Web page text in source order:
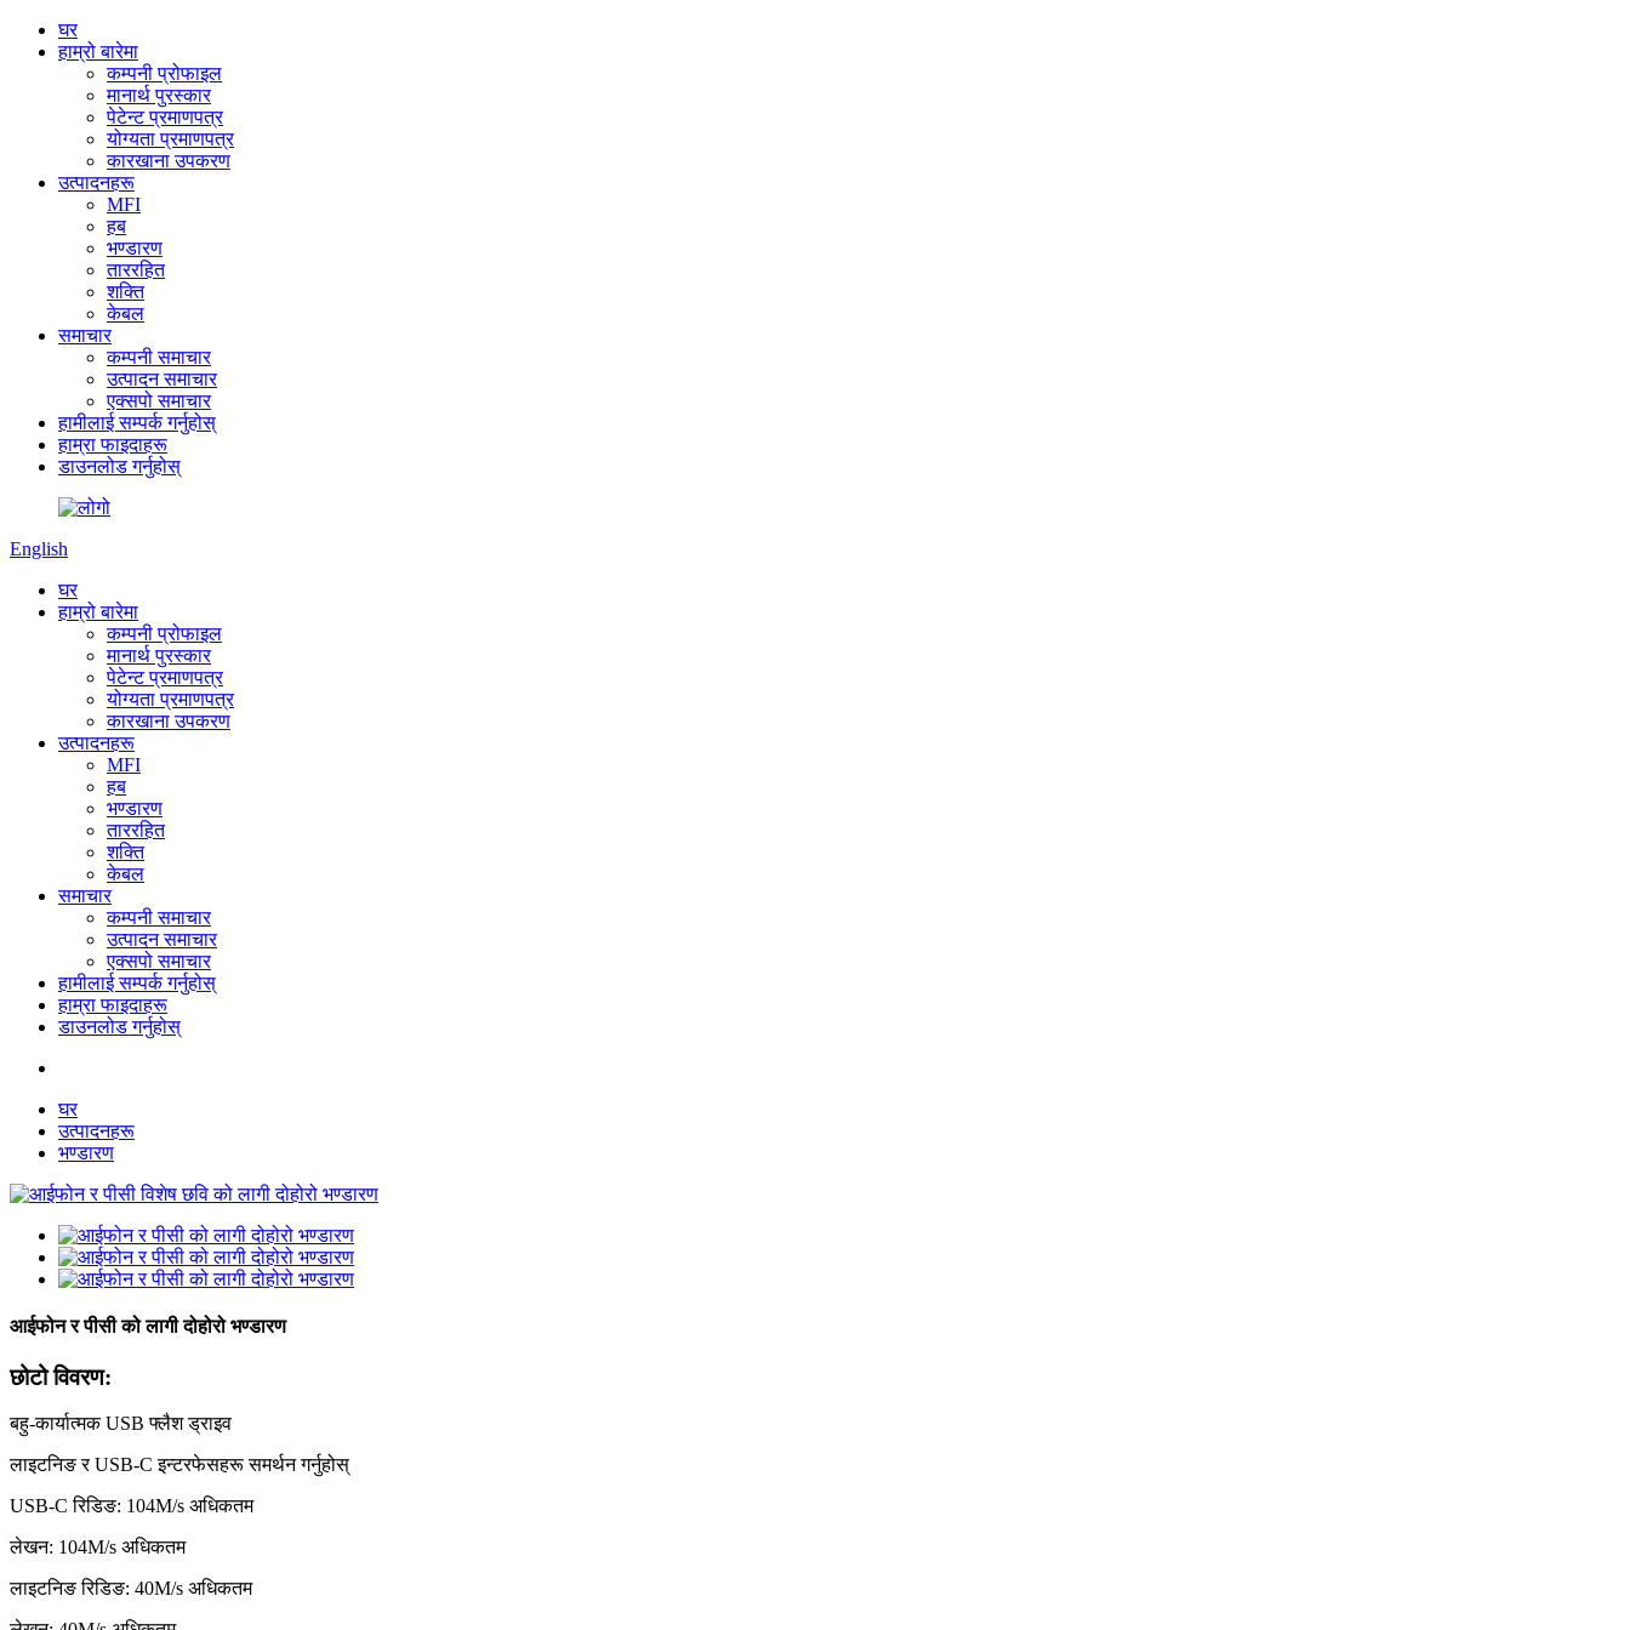
घर
हाम्रो बारेमा
कम्पनी प्रोफाइल
मानार्थ पुरस्कार
पेटेन्ट प्रमाणपत्र
योग्यता प्रमाणपत्र
कारखाना उपकरण
उत्पादनहरू
MFI
हब
भण्डारण
ताररहित
शक्ति
केबल
समाचार
कम्पनी समाचार
उत्पादन समाचार
एक्सपो समाचार
हामीलाई सम्पर्क गर्नुहोस्
हाम्रा फाइदाहरू
डाउनलोड गर्नुहोस्
English
घर
हाम्रो बारेमा
कम्पनी प्रोफाइल
मानार्थ पुरस्कार
पेटेन्ट प्रमाणपत्र
योग्यता प्रमाणपत्र
कारखाना उपकरण
उत्पादनहरू
MFI
हब
भण्डारण
ताररहित
शक्ति
केबल
समाचार
कम्पनी समाचार
उत्पादन समाचार
एक्सपो समाचार
हामीलाई सम्पर्क गर्नुहोस्
हाम्रा फाइदाहरू
डाउनलोड गर्नुहोस्
घर
उत्पादनहरू
भण्डारण
आईफोन र पीसी को लागी दोहोरो भण्डारण
छोटो विवरण:
बहु-कार्यात्मक USB फ्लैश ड्राइव
लाइटनिङ र USB-C इन्टरफेसहरू समर्थन गर्नुहोस्
USB-C रिडिङ: 104M/s अधिकतम
लेखन: 104M/s अधिकतम
लाइटनिङ रिडिङ: 40M/s अधिकतम